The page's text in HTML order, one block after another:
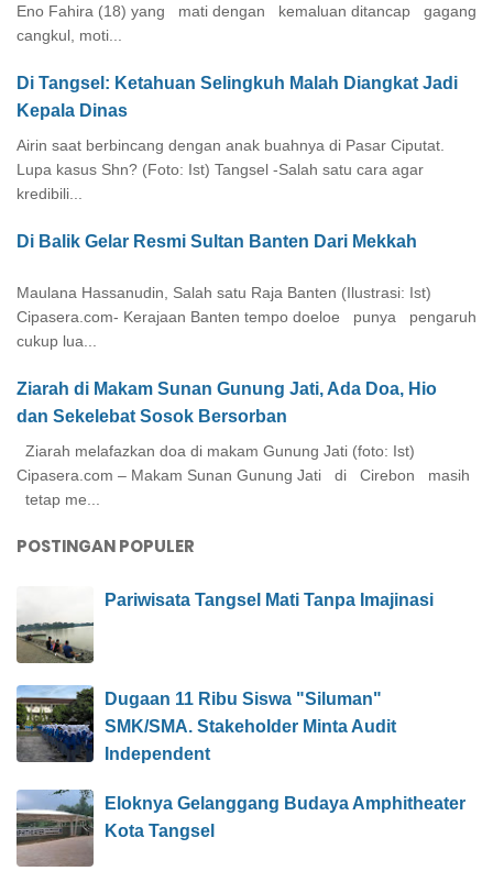
Eno Fahira (18) yang mati dengan kemaluan ditancap gagang
cangkul, moti...
Di Tangsel: Ketahuan Selingkuh Malah Diangkat Jadi
Kepala Dinas
Airin saat berbincang dengan anak buahnya di Pasar Ciputat.
Lupa kasus Shn? (Foto: Ist) Tangsel -Salah satu cara agar
kredibili...
Di Balik Gelar Resmi Sultan Banten Dari Mekkah
Maulana Hassanudin, Salah satu Raja Banten (Ilustrasi: Ist)
Cipasera.com- Kerajaan Banten tempo doeloe punya pengaruh
cukup lua...
Ziarah di Makam Sunan Gunung Jati, Ada Doa, Hio
dan Sekelebat Sosok Bersorban
Ziarah melafazkan doa di makam Gunung Jati (foto: Ist)
Cipasera.com – Makam Sunan Gunung Jati di Cirebon masih
tetap me...
POSTINGAN POPULER
Pariwisata Tangsel Mati Tanpa Imajinasi
Dugaan 11 Ribu Siswa "Siluman"
SMK/SMA. Stakeholder Minta Audit
Independent
Eloknya Gelanggang Budaya Amphitheater
Kota Tangsel